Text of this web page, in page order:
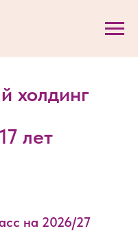
холдинг
лет
на 2026/27